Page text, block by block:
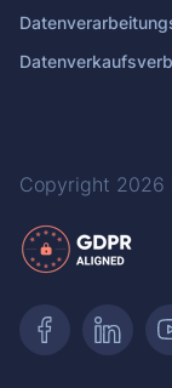
Copyright 2026